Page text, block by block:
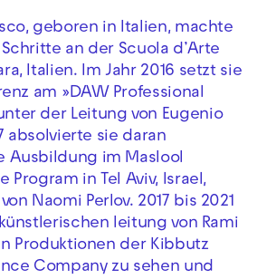
geboren in Italien, machte
an der Scuola d’Arte
Italien. Im Jahr 2016 setzt sie
am »DAW Professional
der Leitung von Eugenio
absolvierte sie daran
Ausbildung im Maslool
Program in Tel Aviv, Israel,
Naomi Perlov. 2017 bis 2021
leitung von Rami
Produktionen der Kibbutz
Company zu sehen und